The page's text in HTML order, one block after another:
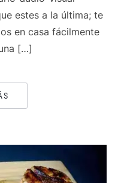
estes a la última; te
en casa fácilmente
[…]